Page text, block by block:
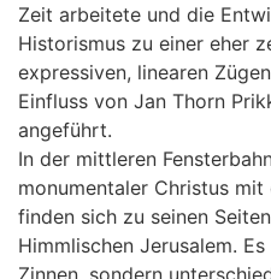
Zeit arbeitete und die
Historismus zu einer eher
expressiven, linearen
Einfluss von Jan Thorn
angeführt.
In der mittleren
monumentaler Christus mit
finden sich zu seinen
Himmlischen Jerusalem.